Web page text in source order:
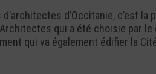
d’Occitanie, c’est la
Architectes qui a été choisie par
qui va également édifier la